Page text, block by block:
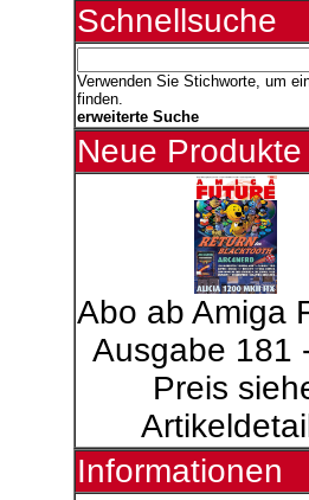
Schnellsuche
Verwenden Sie Stichworte, um
finden.
erweiterte Suche
Neue Produkte
Abo ab Amiga
Ausgabe 181
Preis
Informationen